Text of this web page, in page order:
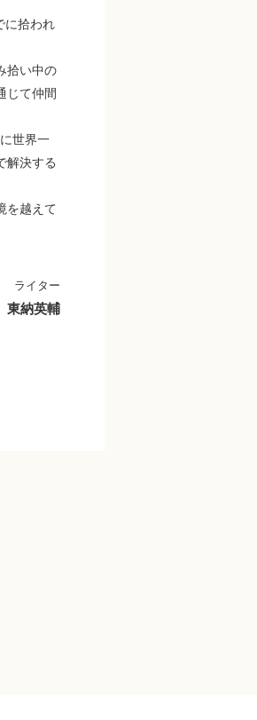
に拾われ
拾い中の
じて仲間
世界一
解決する
を越えて
ライター
東納英輔